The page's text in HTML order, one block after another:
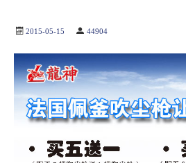
2015-05-15 44904